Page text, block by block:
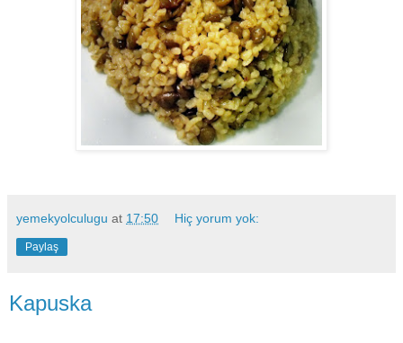
yemekyolculugu at 17:50 Hiç yorum yok:
Paylaş
Kapuska